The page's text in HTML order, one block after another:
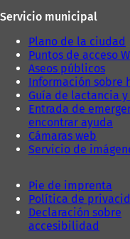
Servicio municipal
Plano de la ciudad
Puntos de acceso
Aseos públicos
Información sobre
Guía de lactancia
Entrada de
encontrar ayuda
Cámaras web
Servicio de
Pie de imprenta
Política de
Declaración sobre
accesibilidad